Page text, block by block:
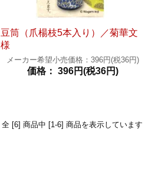
豆筒（爪楊枝5本入り）／菊華文
様
メーカー希望小売価格：396円(税36円)
価格： 396円(税36円)
全 [6] 商品中 [1-6] 商品を表示しています